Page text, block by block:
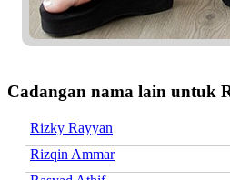
Cadangan nama lain untuk
Rizky Rayyan
Rizqin Ammar